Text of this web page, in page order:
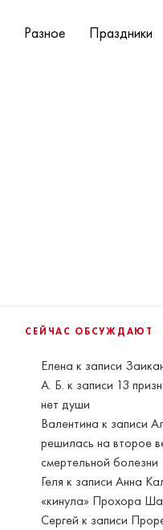
Разное Праздники
СЕЙЧАС ОБСУЖДАЮТ
Елена к записи
А. Б. к записи 13
нет души
Валентина к записи
решилась на второе
смертельной болезни
Геля к записиАнна
«кинула» Прохора
Сергей к записи